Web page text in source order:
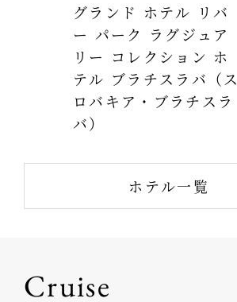
グランド ホテル リバ
ー パーク ラグジュア
リー コレクション ホ
テル ブラチスラバ（ス
ロバキア・ブラチスラ
バ）
ホテル一覧
Cruise